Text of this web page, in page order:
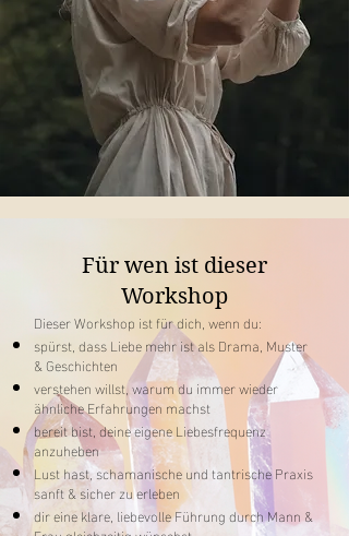
Für wen ist dieser
Workshop
​Dieser Workshop ist für dich, wenn du:
spürst, dass Liebe mehr ist als Drama, Muster
& Geschichten
verstehen willst, warum du immer wieder
ähnliche Erfahrungen machst
bereit bist, deine eigene Liebesfrequenz
anzuheben
Lust hast, schamanische und tantrische Praxis
sanft & sicher zu erleben
dir eine klare, liebevolle Führung durch Mann &